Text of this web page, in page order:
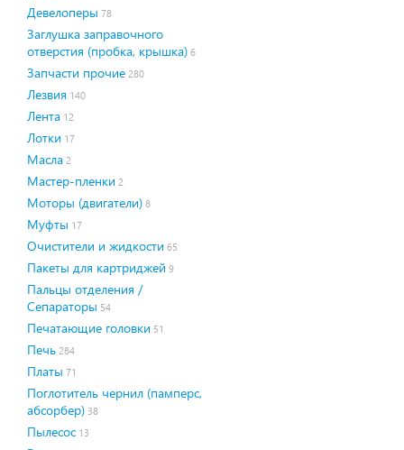
Девелоперы 78
Заглушка заправочного
отверстия (пробка, крышка) 6
Запчасти прочие 280
Лезвия 140
Лента 12
Лотки 17
Масла 2
Мастер-пленки 2
Моторы (двигатели) 8
Муфты 17
Очистители и жидкости 65
Пакеты для картриджей 9
Пальцы отделения /
Сепараторы 54
Печатающие головки 51
Печь 284
Платы 71
Поглотитель чернил (памперс,
абсорбер) 38
Пылесос 13